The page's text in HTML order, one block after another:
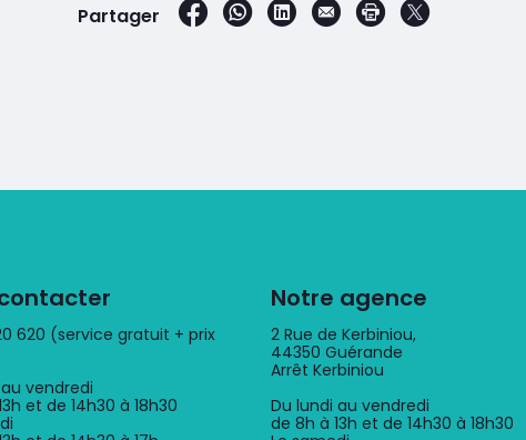
Partager sur Facebook
par WhatsApp
sur LinkedInpar e-mailImprimer la page
contacter
620 (service gratuit + prix
au vendredi
et de 14h30 à 18h30
Notre agence
2 Rue de Kerbiniou,
44350 Guérande
Arrêt Kerbiniou
Du lundi au vendredi
de 8h à 13h et de 14h30 à 18h30